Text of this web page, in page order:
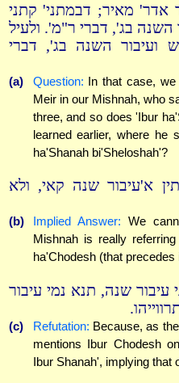
מאיר; דבמתני' קתני
בג', דברי ר"מ'. ולעיל
ועיבור השנה בג', דברי
(a) Question: In that case,
Meir in our Mishnah, who
three, and so does 'Ibur
learned earlier, where he
ha'Shanah bi'Sheloshah'?
א'עיבור שנה קאי, ולא
(b) Implied Answer: We
Mishnah is really
ha'Chodesh (that precedes
עיבור שנה, תנא נמי עיבור
(c) Refutation: Because, as
mentions Ibur Chodesh
Ibur Shanah', implying that